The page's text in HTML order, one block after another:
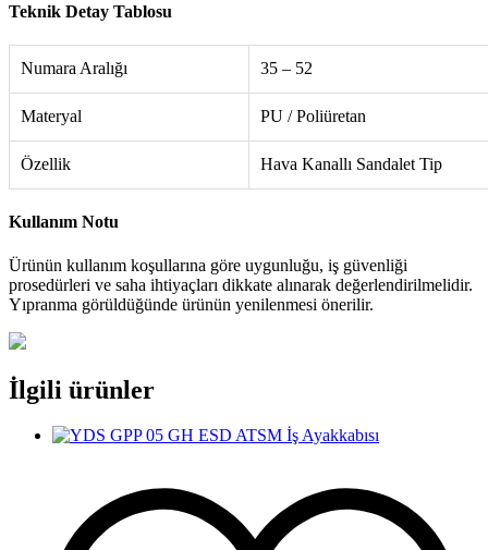
Teknik Detay Tablosu
Numara Aralığı 35 – 52
Materyal PU / Poliüretan
Özellik Hava Kanallı Sandalet Tip
Kullanım Notu
Ürünün kullanım koşullarına göre uygunluğu, iş güvenliği
prosedürleri ve saha ihtiyaçları dikkate alınarak değerlendirilmelidir.
Yıpranma görüldüğünde ürünün yenilenmesi önerilir.
İlgili ürünler